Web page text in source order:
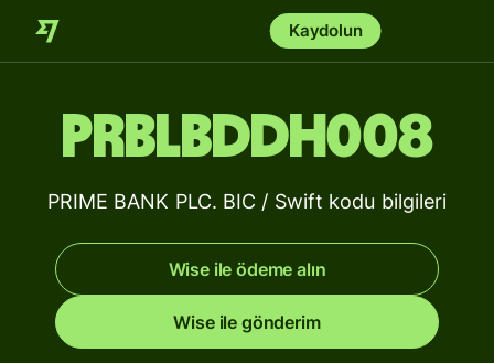
Kaydolun
PRBLBDDH008
PRIME BANK PLC. BIC / Swift kodu bilgileri
Wise ile ödeme alın
Wise ile gönderim